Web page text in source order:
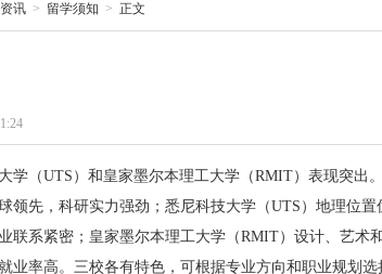
讯 > 留学须知 > 正文
学（UTS）和皇家墨尔本理工大学（RMIT）表现突出
领先，科研实力强劲；悉尼科技大学（UTS）地理位置
联系紧密；皇家墨尔本理工大学（RMIT）设计、艺术
业率高。三校各有特色，可根据专业方向和职业规划选